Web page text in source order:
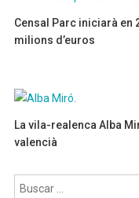
Censal Parc iniciarà en
milions d’euros
La vila-realenca Alba
valencià